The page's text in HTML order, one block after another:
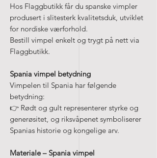
Hos Flaggbutikk får du spanske vimpler
produsert i slitesterk kvalitetsduk, utviklet
for nordiske værforhold.
Bestill vimpel enkelt og trygt på nett via
Flaggbutikk.
Spania vimpel betydning
Vimpelen til Spania har følgende
betydning:
👉 Rødt og gult representerer styrke og
generøsitet, og riksvåpenet symboliserer
Spanias historie og kongelige arv.
Materiale – Spania vimpel